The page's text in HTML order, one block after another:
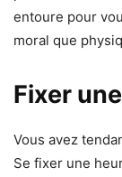
entoure pour
moral que
Fixer
Vous avez
Se fixer une